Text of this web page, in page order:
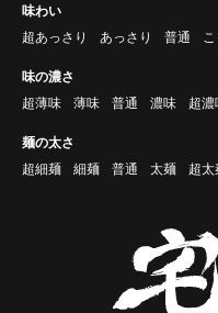
味わい
超あっさり
あっさり 普通
味の濃さ
超薄味
薄味 普通 濃味 超濃
麺の太さ
超細麺
細麺 普通 太麺 超太